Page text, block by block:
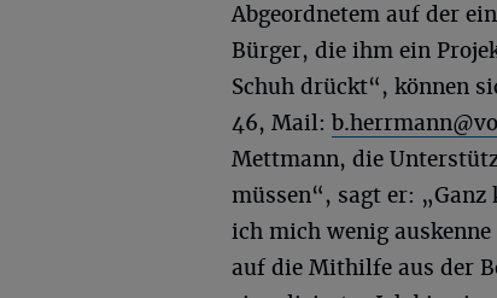
Abgeordnetem auf der
Bürger, die ihm ein
Schuh drückt“, können
46, Mail:
Mettmann, die
müssen“, sagt er:
ich mich wenig
auf die Mithilfe aus der